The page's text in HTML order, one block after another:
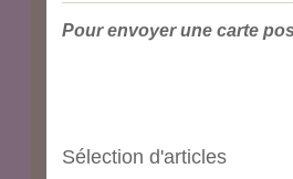
Pour envoyer une carte
Sélection d'articles